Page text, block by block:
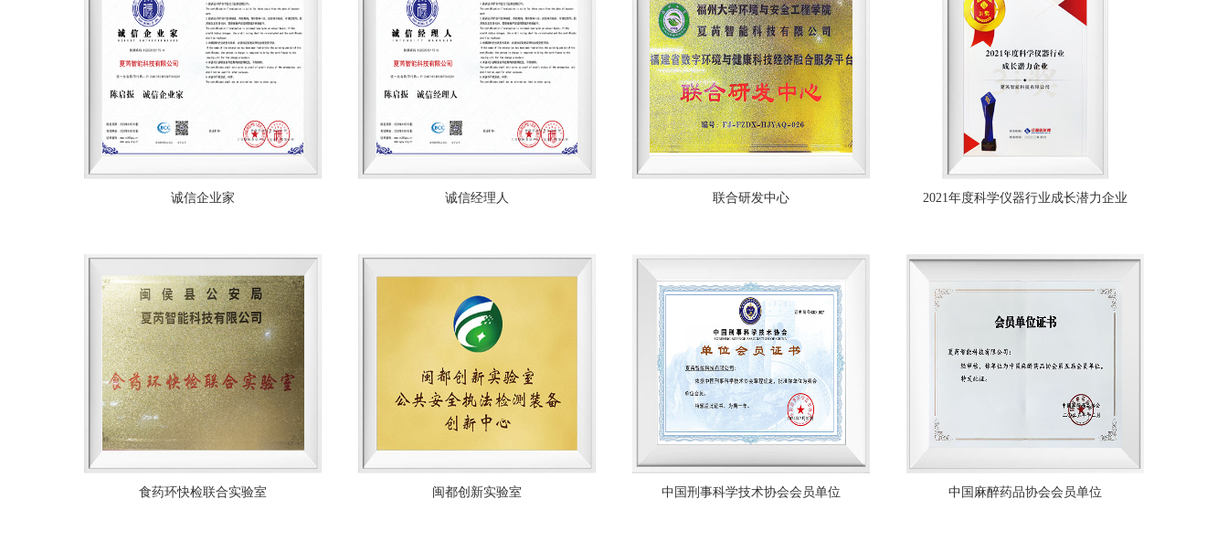
诚信企业家 诚信经理人 联合研发中心 2021年度科学仪器行业成长潜力企业
食药环快检联合实验室 闽都创新实验室 中国刑事科学技术协会会员单位 中国麻醉药品协会会员单位